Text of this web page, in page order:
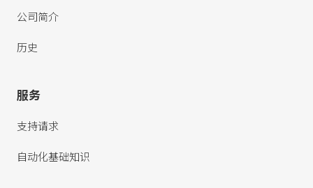
公司简介
历史
服务
支持请求
自动化基础知识